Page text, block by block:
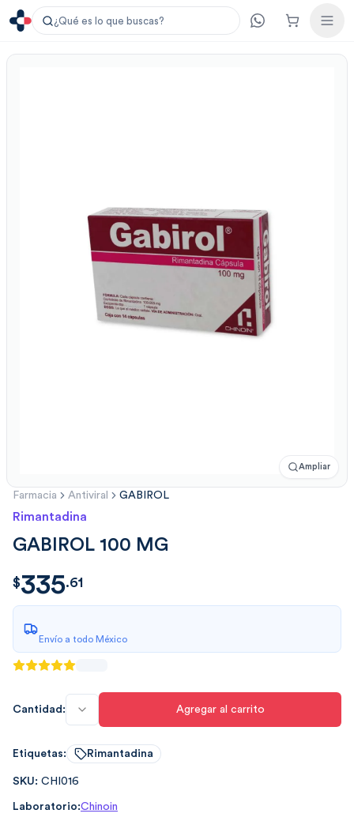
¿Qué es lo que buscas?
Ampliar
Farmacia Antiviral GABIROL
Rimantadina
GABIROL 100 MG
$335.61
$335.61
Envío a todo México
Cantidad: Agregar al carrito
Etiquetas: Rimantadina
SKU: CHI016
Laboratorio:Chinoin